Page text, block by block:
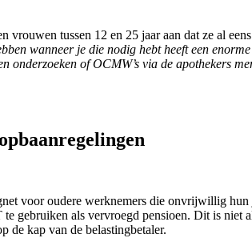
tussen 12 en 25 jaar aan dat ze al
wanneer je die nodig hebt heeft een
onderzoeken of OCMW’s via de apothekers
voor oudere werknemers die onvrijwillig
gebruiken als vervroegd pensioen. Dit is niet
de kap van de belastingbetaler.